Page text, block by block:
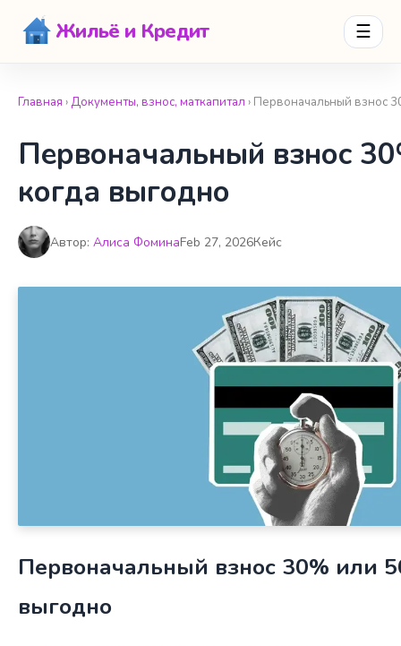
Жильё и Кредит ☰
Главная ›Документы, взнос, маткапитал › Первоначальный взнос
Первоначальный взнос
когда выгодно
Автор: Алиса ФоминаFeb 27, 2026Кейс
Первоначальный взнос 30% или
выгодно